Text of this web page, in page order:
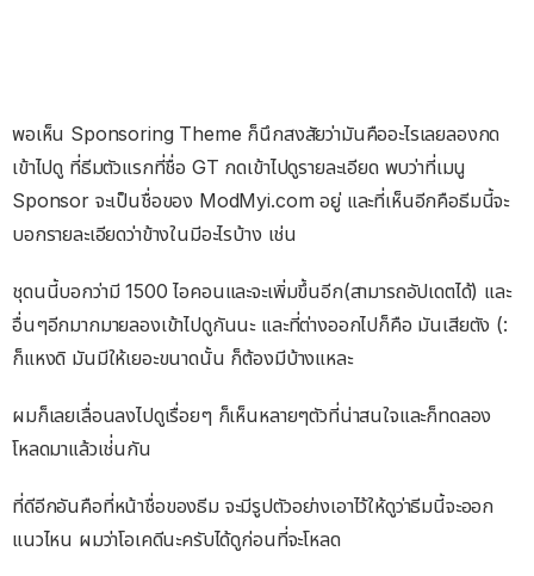
พอเห็น Sponsoring Theme ก็นึกสงสัยว่ามันคืออะไรเลยลองกด
เข้าไปดู ที่ธีมตัวแรกที่ชื่อ GT กดเข้าไปดูรายละเอียด พบว่าที่เมนู
Sponsor จะเป็นชื่อของ ModMyi.com อยู่ และที่เห็นอีกคือธีมนี้จะ
บอกรายละเอียดว่าข้างในมีอะไรบ้าง เช่น
ชุดนนี้บอกว่ามี 1500 ไอคอนและจะเพิ่มขึ้นอีก(สามารถอัปเดตได้) และ
อื่นๆอีกมากมายลองเข้าไปดูกันนะ และที่ต่างออกไปก็คือ มันเสียตัง (:
ก็แหงดิ มันมีให้เยอะขนาดนั้น ก็ต้องมีบ้างแหละ
ผมก็เลยเลื่อนลงไปดูเรื่อยๆ ก็เห็นหลายๆตัวที่น่าสนใจและก็ทดลอง
โหลดมาแล้วเช่่นกัน
ที่ดีอีกอันคือที่หน้าชื่อของธีม จะมีรูปตัวอย่างเอาไว้ให้ดูว่าธีมนี้จะออก
แนวไหน ผมว่าโอเคดีนะครับได้ดูก่อนที่จะโหลด